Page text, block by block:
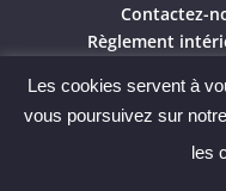
Contactez-
Règlement
Copyright 2023 -
Mise
Les cookies servent à
vous poursuivez sur
les